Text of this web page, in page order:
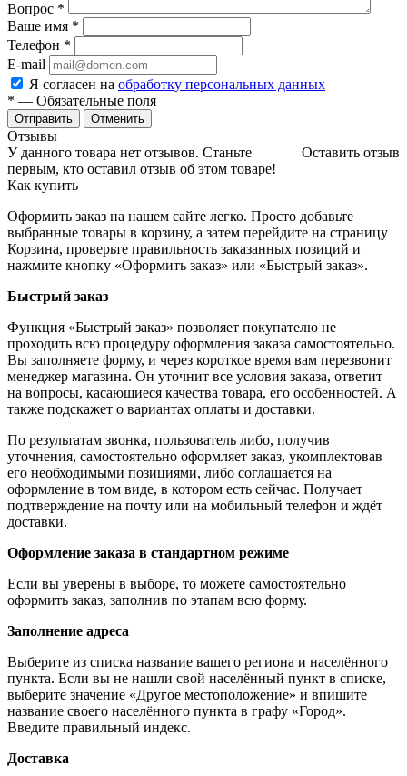
Вопрос *
Ваше имя *
Телефон *
E-mail
Я согласен на обработку персональных данных
* — Обязательные поля
Отменить
Отзывы
Оставить отзыв
У данного товара нет отзывов. Станьте
первым, кто оставил отзыв об этом товаре!
Как купить
Оформить заказ на нашем сайте легко. Просто добавьте
выбранные товары в корзину, а затем перейдите на страницу
Корзина, проверьте правильность заказанных позиций и
нажмите кнопку «Оформить заказ» или «Быстрый заказ».
Быстрый заказ
Функция «Быстрый заказ» позволяет покупателю не
проходить всю процедуру оформления заказа самостоятельно.
Вы заполняете форму, и через короткое время вам перезвонит
менеджер магазина. Он уточнит все условия заказа, ответит
на вопросы, касающиеся качества товара, его особенностей. А
также подскажет о вариантах оплаты и доставки.
По результатам звонка, пользователь либо, получив
уточнения, самостоятельно оформляет заказ, укомплектовав
его необходимыми позициями, либо соглашается на
оформление в том виде, в котором есть сейчас. Получает
подтверждение на почту или на мобильный телефон и ждёт
доставки.
Оформление заказа в стандартном режиме
Если вы уверены в выборе, то можете самостоятельно
оформить заказ, заполнив по этапам всю форму.
Заполнение адреса
Выберите из списка название вашего региона и населённого
пункта. Если вы не нашли свой населённый пункт в списке,
выберите значение «Другое местоположение» и впишите
название своего населённого пункта в графу «Город».
Введите правильный индекс.
Доставка